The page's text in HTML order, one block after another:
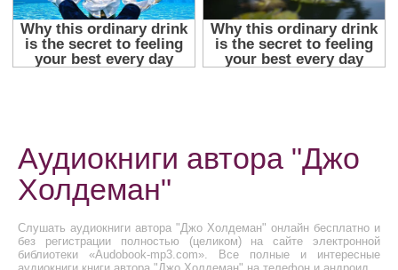
Аудиокниги автора "Джо
Холдеман"
Слушать аудиокниги автора "Джо Холдеман" онлайн бесплатно и
без регистрации полностью (целиком) на сайте электронной
библиотеки «Audobook-mp3.com». Все полные и интересные